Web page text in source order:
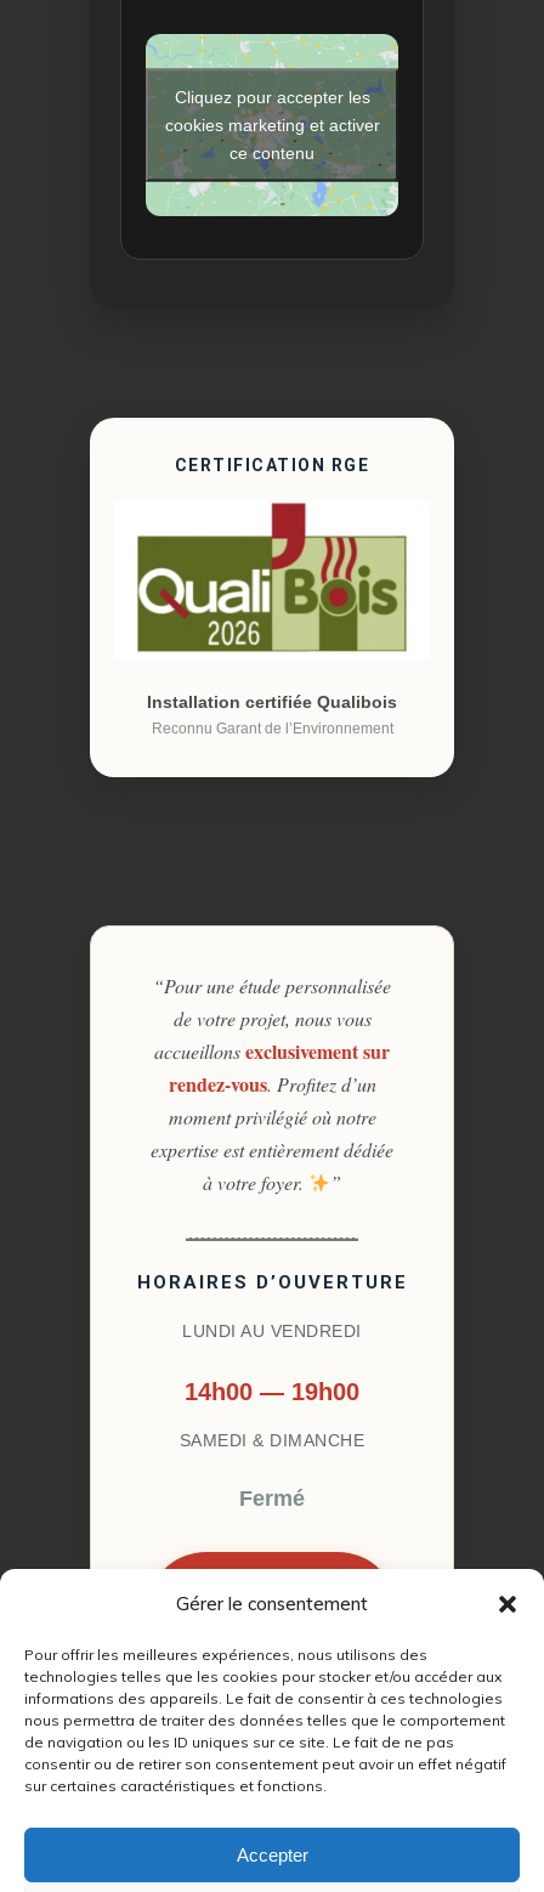
Gérer le consentement
Pour offrir les meilleures expériences, nous utilisons des
technologies telles que les cookies pour stocker et/ou accéder aux
informations des appareils. Le fait de consentir à ces technologies
nous permettra de traiter des données telles que le comportement
de navigation ou les ID uniques sur ce site. Le fait de ne pas
consentir ou de retirer son consentement peut avoir un effet négatif
sur certaines caractéristiques et fonctions.
Accepter
Cliquez pour accepter les
cookies marketing et activer
ce contenu
CERTIFICATION RGE
Installation certifiée Qualibois
Reconnu Garant de l’Environnement
“Pour une étude personnalisée
de votre projet, nous vous
accueillonsexclusivement sur
rendez-vous. Profitez d’un
moment privilégié où notre
expertise est entièrement dédiée
à votre foyer.
”
HORAIRES D’OUVERTURE
LUNDI AU VENDREDI
14h00 — 19h00
SAMEDI & DIMANCHE
Fermé
RENDEZ-VOUS
© 2022 – 2026Autour du Feu 77
RGPD